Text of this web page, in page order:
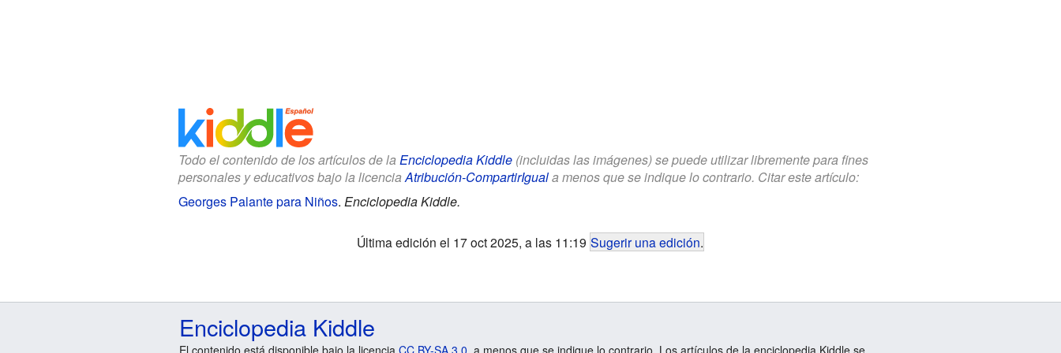
Todo el contenido de los artículos de la Enciclopedia Kiddle(incluidas las imágenes) se puede utilizar libremente para fines
personales y educativos bajo la licencia Atribución-CompartirIguala menos que se indique lo contrario. Citar este artículo:
Georges Palante para Niños. Enciclopedia Kiddle.
Última edición el 17 oct 2025, a las 11:19 Sugerir una edición.
Enciclopedia Kiddle
El contenido está disponible bajo la licencia CC BY-SA 3.0 , a menos que se indique lo contrario. Los artículos de la enciclopedia Kiddle se